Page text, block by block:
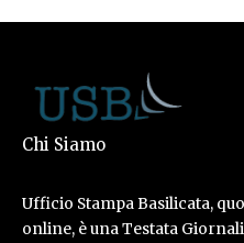
Chi Siamo
Ufficio Stampa Basilicata,
online, è una Testata